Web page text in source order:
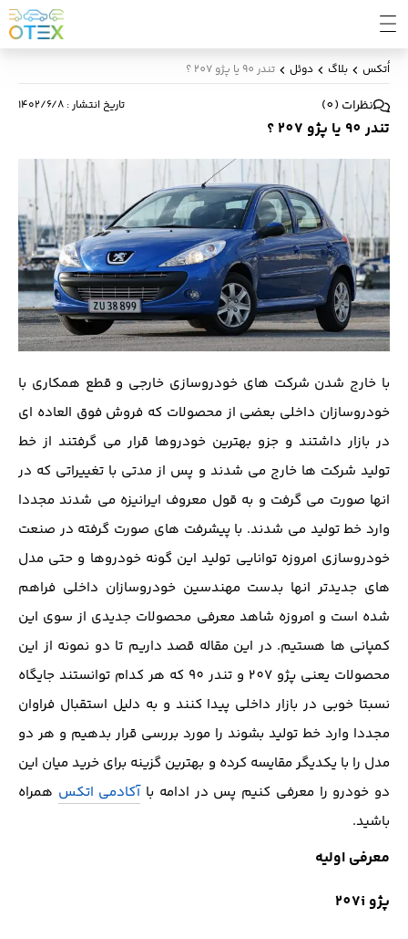
اُتکس بلاگ دوئل تندر 90 یا پژو 207 ؟
نظرات (
0
) تاریخ انتشار: ۱۴۰۲/۶/۸
تندر 90 یا پژو 207 ؟
با خارج شدن شرکت های خودروسازی خارجی و قطع همکاری با
خودروسازان داخلی بعضی از محصولات که فروش فوق العاده ای
در بازار داشتند و جزو بهترین خودروها قرار می گرفتند از خط
تولید شرکت ها خارج می شدند و پس از مدتی با تغییراتی که در
انها صورت می گرفت و به قول معروف ایرانیزه می شدند مجددا
وارد خط تولید می شدند. با پیشرفت های صورت گرفته در صنعت
خودروسازی امروزه توانایی تولید این گونه خودروها و حتی مدل
های جدیدتر انها بدست مهندسین خودروسازان داخلی فراهم
شده است و امروزه شاهد معرفی محصولات جدیدی از سوی این
کمپانی ها هستیم. در این مقاله قصد داریم تا دو نمونه از این
محصولات یعنی پژو 207 و تندر 90 که هر کدام توانستند جایگاه
نسبتا خوبی در بازار داخلی پیدا کنند و به دلیل استقبال فراوان
مجددا وارد خط تولید بشوند را مورد بررسی قرار بدهیم و هر دو
مدل را با یکدیگر مقایسه کرده و بهترین گزینه برای خرید میان این
دو خودرو را معرفی کنیم پس در ادامه باآکادمی اتکس همراه
باشید.
معرفی اولیه
پژو 207i